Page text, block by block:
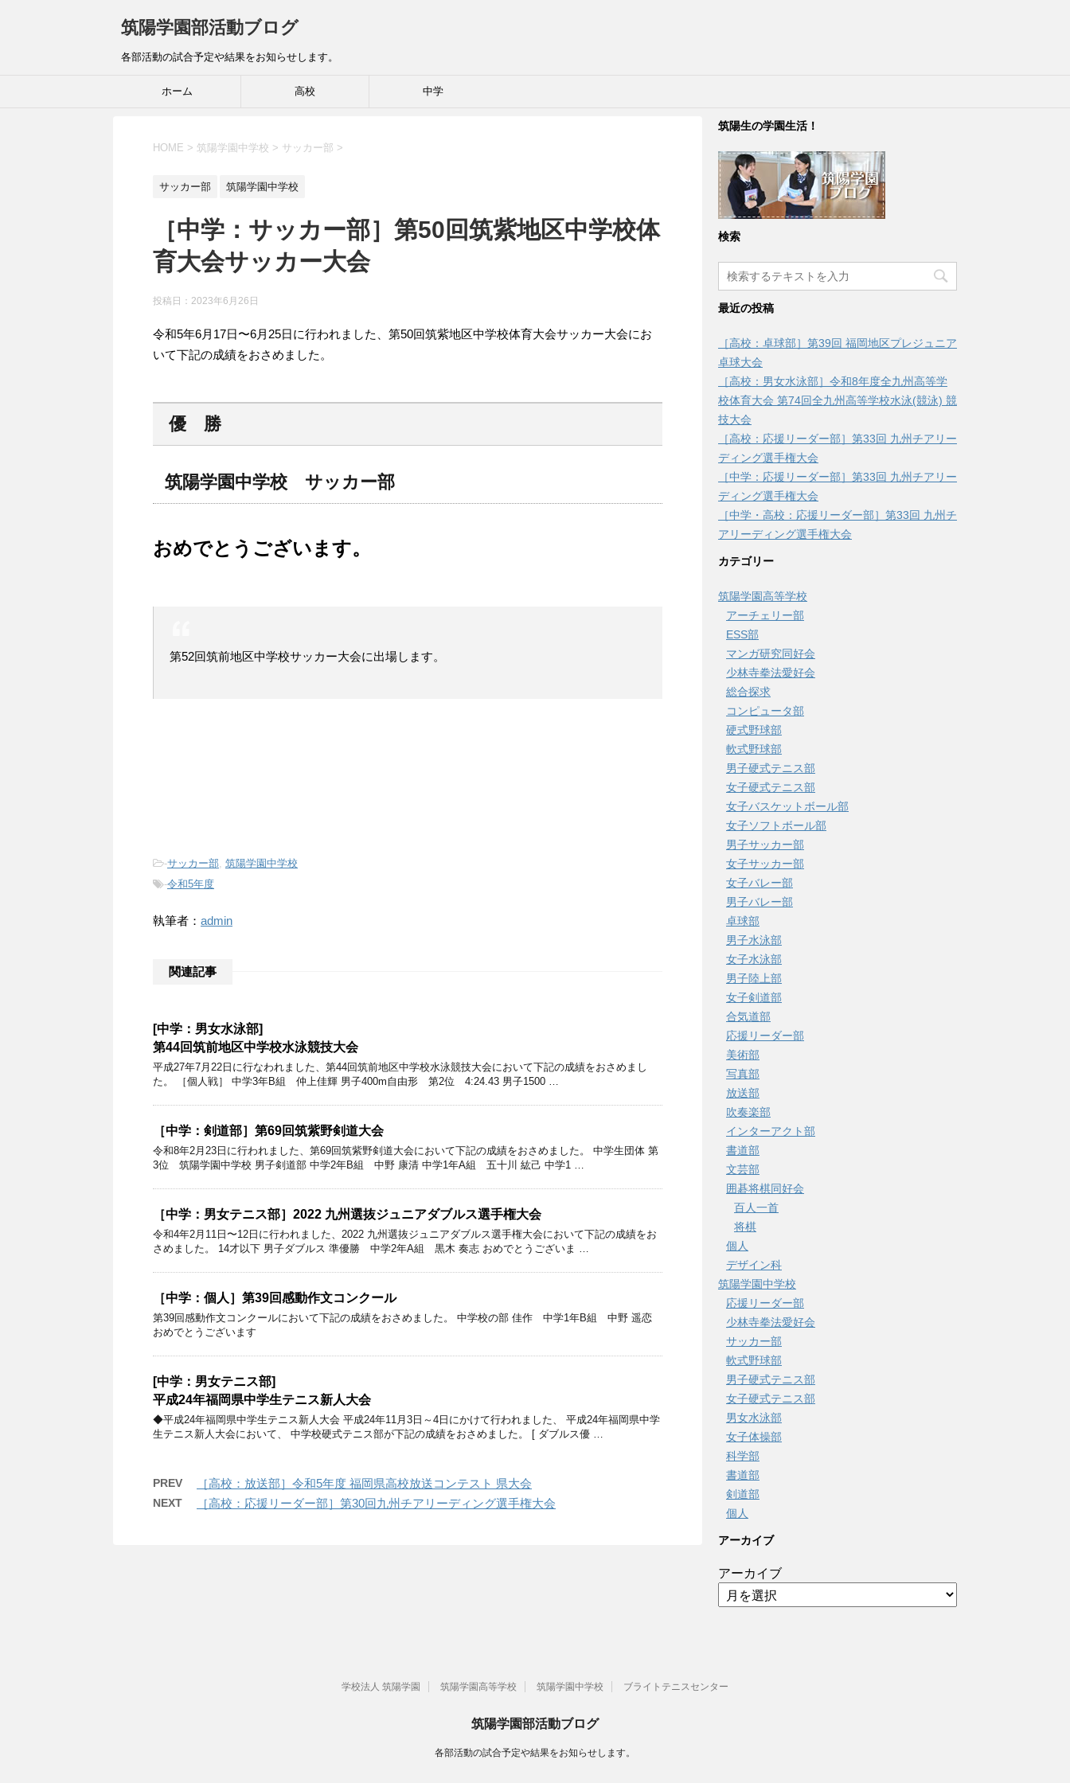
筑陽学園部活動ブログ
各部活動の試合予定や結果をお知らせします。
ホーム 高校 中学
HOME > 筑陽学園中学校 > サッカー部 >
サッカー部 筑陽学園中学校
［中学：サッカー部］第50回筑紫地区中学校体
育大会サッカー大会
投稿日： 2023年6月26日
令和5年6月17日〜6月25日に行われました、第50回筑紫地区中学校体育大会サッカー大会にお
いて下記の成績をおさめました。
優 勝
筑陽学園中学校 サッカー部
おめでとうございます。
第52回筑前地区中学校サッカー大会に出場します。
-サッカー部, 筑陽学園中学校
-令和5年度
執筆者： admin
関連記事
[中学：男女水泳部]
第44回筑前地区中学校水泳競技大会
平成27年7月22日に行なわれました、第44回筑前地区中学校水泳競技大会において下記の成績をおさめまし
た。 ［個人戦］ 中学3年B組 仲上佳輝 男子400m自由形 第2位 4:24.43 男子1500 …
［中学：剣道部］第69回筑紫野剣道大会
令和8年2月23日に行われました、第69回筑紫野剣道大会において下記の成績をおさめました。 中学生団体 第
3位 筑陽学園中学校 男子剣道部 中学2年B組 中野 康清 中学1年A組 五十川 紘己 中学1 …
［中学：男女テニス部］2022 九州選抜ジュニアダブルス選手権大会
令和4年2月11日〜12日に行われました、2022 九州選抜ジュニアダブルス選手権大会において下記の成績をお
さめました。 14才以下 男子ダブルス 準優勝 中学2年A組 黒木 奏志 おめでとうございま …
［中学：個人］第39回感動作文コンクール
第39回感動作文コンクールにおいて下記の成績をおさめました。 中学校の部 佳作 中学1年B組 中野 遥恋
おめでとうございます
[中学：男女テニス部]
平成24年福岡県中学生テニス新人大会
◆平成24年福岡県中学生テニス新人大会 平成24年11月3日～4日にかけて行われました、 平成24年福岡県中学
生テニス新人大会において、 中学校硬式テニス部が下記の成績をおさめました。 [ ダブルス優 …
PREV ［高校：放送部］令和5年度 福岡県高校放送コンテスト 県大会
NEXT ［高校：応援リーダー部］第30回九州チアリーディング選手権大会
筑陽生の学園生活！
検索
最近の投稿
［高校：卓球部］第39回 福岡地区プレジュニア
卓球大会
［高校：男女水泳部］令和8年度全九州高等学
校体育大会 第74回全九州高等学校水泳(競泳) 競
技大会
［高校：応援リーダー部］第33回 九州チアリー
ディング選手権大会
［中学：応援リーダー部］第33回 九州チアリー
ディング選手権大会
［中学・高校：応援リーダー部］第33回 九州チ
アリーディング選手権大会
カテゴリー
筑陽学園高等学校
アーチェリー部
ESS部
マンガ研究同好会
少林寺拳法愛好会
総合探求
コンピュータ部
硬式野球部
軟式野球部
男子硬式テニス部
女子硬式テニス部
女子バスケットボール部
女子ソフトボール部
男子サッカー部
女子サッカー部
女子バレー部
男子バレー部
卓球部
男子水泳部
女子水泳部
男子陸上部
女子剣道部
合気道部
応援リーダー部
美術部
写真部
放送部
吹奏楽部
インターアクト部
書道部
文芸部
囲碁将棋同好会
百人一首
将棋
個人
デザイン科
筑陽学園中学校
応援リーダー部
少林寺拳法愛好会
サッカー部
軟式野球部
男子硬式テニス部
女子硬式テニス部
男女水泳部
女子体操部
科学部
書道部
剣道部
個人
アーカイブ
アーカイブ
学校法人 筑陽学園 筑陽学園高等学校 筑陽学園中学校 ブライトテニスセンター
筑陽学園部活動ブログ
各部活動の試合予定や結果をお知らせします。